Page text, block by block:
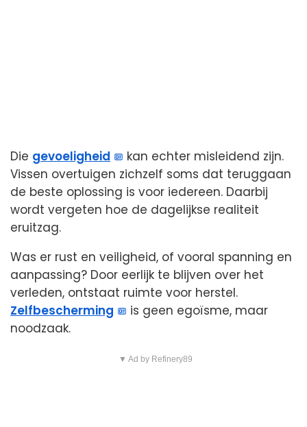
Die gevoeligheid
kan echter misleidend zijn.
Vissen overtuigen zichzelf soms dat teruggaan
de beste oplossing is voor iedereen. Daarbij
wordt vergeten hoe de dagelijkse realiteit
eruitzag.
Was er rust en veiligheid, of vooral spanning en
aanpassing? Door eerlijk te blijven over het
verleden, ontstaat ruimte voor herstel.
Zelfbescherming
is geen egoïsme, maar
noodzaak.
▼ Ad by Refinery89